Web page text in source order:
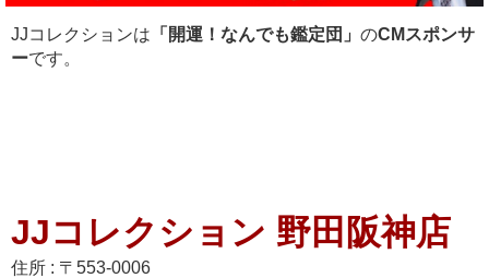
JJコレクションは 「開運！なんでも鑑定団」 のCMスポンサ
ーです。
JJコレクション 野田阪神店
住所 : 〒553-0006